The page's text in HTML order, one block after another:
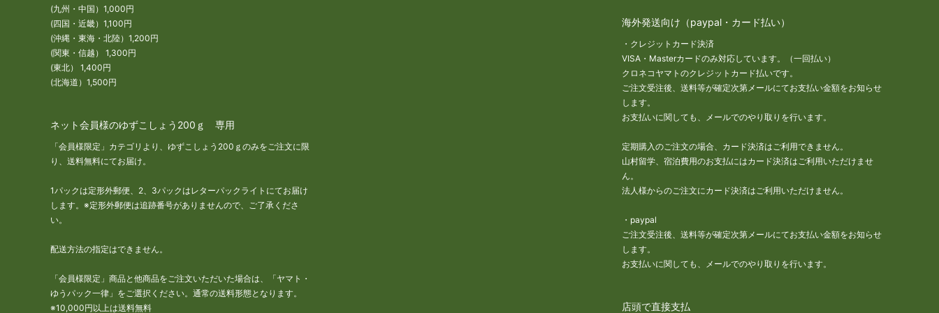
(九州・中国）1,000円
(四国・近畿）1,100円
(沖縄・東海・北陸）1,200円
(関東・信越） 1,300円
(東北） 1,400円
(北海道）1,500円
ネット会員様のゆずこしょう200ｇ 専用
「会員様限定」カテゴリより、ゆずこしょう200ｇのみをご注文に限
り、送料無料にてお届け。
1パックは定形外郵便、2、3パックはレターパックライトにてお届け
します。※定形外郵便は追跡番号がありませんので、ご了承くださ
い。
配送方法の指定はできません。
「会員様限定」商品と他商品をご注文いただいた場合は、「ヤマト・
ゆうパック一律」をご選択ください。通常の送料形態となります。
※10,000円以上は送料無料
海外発送向け（paypal・カード払い）
・クレジットカード決済
VISA・Masterカードのみ対応しています。（一回払い）
クロネコヤマトのクレジットカード払いです。
ご注文受注後、送料等が確定次第メールにてお支払い金額をお知らせ
します。
お支払いに関しても、メールでのやり取りを行います。
定期購入のご注文の場合、カード決済はご利用できません。
山村留学、宿泊費用のお支払にはカード決済はご利用いただけませ
ん。
法人様からのご注文にカード決済はご利用いただけません。
・paypal
ご注文受注後、送料等が確定次第メールにてお支払い金額をお知らせ
します。
お支払いに関しても、メールでのやり取りを行います。
店頭で直接支払